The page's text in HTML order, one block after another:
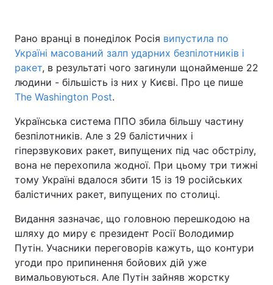
Рано вранці в понеділок Росія випустила по
Україні масований залп ударних безпілотників і
ракет, в результаті чого загинули щонайменше 22
людини - більшість із них у Києві. Про це пише
The Washington Post.
Українська система ППО збила більшу частину
безпілотників. Але з 29 балістичних і
гіперзвукових ракет, випущених під час обстрілу,
вона не перехопила жодної. При цьому три тижні
тому Україні вдалося збити 15 із 19 російських
балістичних ракет, випущених по столиці.
Видання зазначає, що головною перешкодою на
шляху до миру є президент Росії Володимир
Путін. Учасники переговорів кажуть, що контури
угоди про припинення бойових дій уже
вимальовуються. Але Путін зайняв жорстку